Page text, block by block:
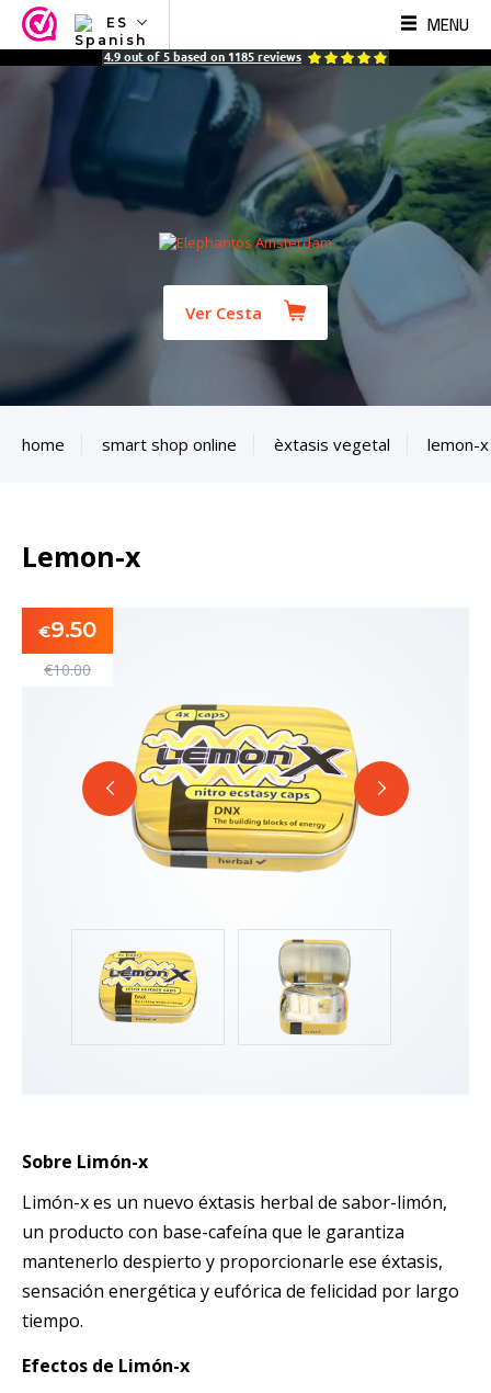
ES
NL
ES
MENU
4.9 out of 5 based on 1185 reviews
Ver Cesta
home smart shop online èxtasis vegetal lemon-x
Lemon-x
€9.50
€10.00
Sobre Limón-x
Limón-x es un nuevo éxtasis herbal de sabor-limón,
un producto con base-cafeína que le garantiza
mantenerlo despierto y proporcionarle ese éxtasis,
sensación energética y eufórica de felicidad por largo
tiempo.
Efectos de Limón-x